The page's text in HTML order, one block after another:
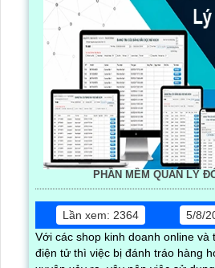
PHẦN MỀM QUẢN LÝ
Lần xem: 2364
5/8/
Với các shop kinh doanh online
điện tử thì việc bị đánh tráo hàng